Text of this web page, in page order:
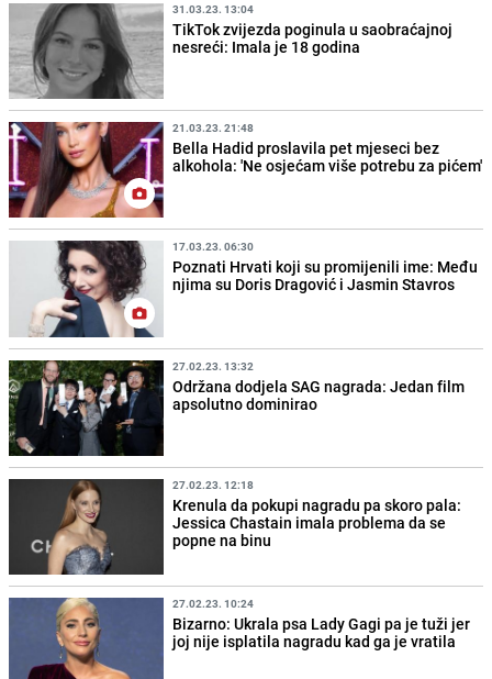
31.03.23. 13:04
TikTok zvijezda poginula u saobraćajnoj
nesreći: Imala je 18 godina
21.03.23. 21:48
Bella Hadid proslavila pet mjeseci bez
alkohola: 'Ne osjećam više potrebu za pićem'
17.03.23. 06:30
Poznati Hrvati koji su promijenili ime: Među
njima su Doris Dragović i Jasmin Stavros
27.02.23. 13:32
Održana dodjela SAG nagrada: Jedan film
apsolutno dominirao
27.02.23. 12:18
Krenula da pokupi nagradu pa skoro pala:
Jessica Chastain imala problema da se
popne na binu
27.02.23. 10:24
Bizarno: Ukrala psa Lady Gagi pa je tuži jer
joj nije isplatila nagradu kad ga je vratila